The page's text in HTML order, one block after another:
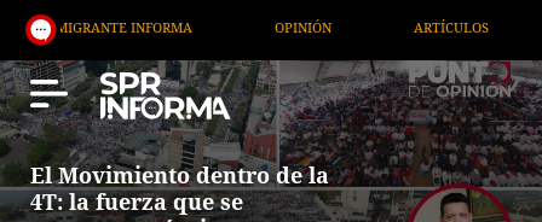
INFORMA OPINIÓN ARTÍCULOS ARTE /
El Movimiento dentro de la
4T: la fuerza que se